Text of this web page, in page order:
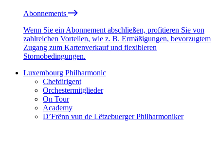
Abonnements
Wenn Sie ein Abonnement abschließen, profitieren Sie von
zahlreichen Vorteilen, wie z. B. Ermäßigungen, bevorzugtem
Zugang zum Kartenverkauf und flexibleren
Stornobedingungen.
Luxembourg Philharmonic
Chefdirigent
Orchestermitglieder
On Tour
Academy
D’Frënn vun de Lëtzebuerger Philharmoniker